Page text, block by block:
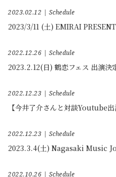
2023.02.12 Schedule
2023/3/11 (土) EMIRAI
2022.12.26 Schedule
2023.2.12(日) 鶴恋フェス 出演決
2022.12.23 Schedule
【今井了介さんと対談Youtube出
2022.12.23 Schedule
2023.3.4(土) Nagasaki Music
2022.10.26 Schedule